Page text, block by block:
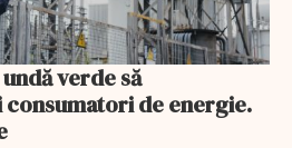
verde să
de energie.